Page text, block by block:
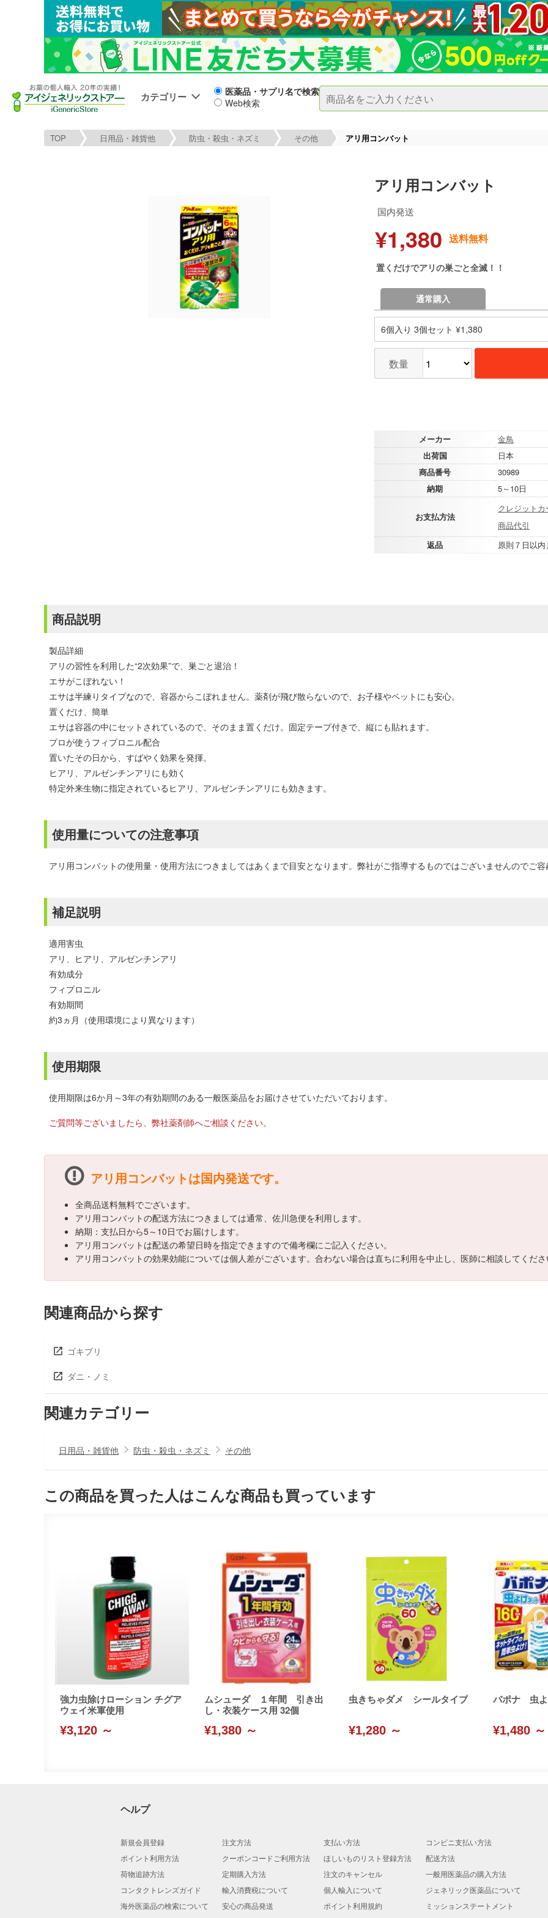
カテゴリー
医薬品・サプリ名で検索
Web検索
TOP 日用品・雑貨他 防虫・殺虫・ネズミ その他 アリ用コンバット
アリ用コンバット
国内発送
¥1,380 送料無料
置くだけでアリの巣ごと全滅！！
通常購入
6個入り 3個セット ¥1,380
数量
メーカー
金鳥
出荷国
日本
商品番号
30989
納期
5～10日
お支払方法
クレジットカ
商品代引
返品
原則７日以
商品説明
製品詳細
アリの習性を利用した“2次効果”で、巣ごと退治！
エサがこぼれない！
エサは半練りタイプなので、容器からこぼれません。薬剤が飛び散らないので、お子様やペットにも安心。
置くだけ、簡単
エサは容器の中にセットされているので、そのまま置くだけ。固定テープ付きで、縦にも貼れます。
プロが使うフィプロニル配合
置いたその日から、すばやく効果を発揮。
ヒアリ、アルゼンチンアリにも効く
特定外来生物に指定されているヒアリ、アルゼンチンアリにも効きます。
使用量についての注意事項
アリ用コンバットの使用量・使用方法につきましてはあくまで目安となります。弊社がご指導するものではございませんのでご
補足説明
適用害虫
アリ、ヒアリ、アルゼンチンアリ
有効成分
フィプロニル
有効期間
約3ヵ月（使用環境により異なります）
使用期限
使用期限は6か月～3年の有効期間のある一般医薬品をお届けさせていただいております。
ご質問等ございましたら、弊社薬剤師へご相談ください。
アリ用コンバットは国内発送です。
全商品送料無料でございます。
アリ用コンバットの配送方法につきましては通常、佐川急便を利用します。
納期：支払日から5～10日でお届けします。
アリ用コンバットは配送の希望日時を指定できますので備考欄にご記入ください。
アリ用コンバットの効果効能については個人差がございます。合わない場合は直ちに利用を中止し、医師に相談してくだ
関連商品から探す
ゴキブリ
ダニ・ノミ
関連カテゴリー
日用品・雑貨他 防虫・殺虫・ネズミ その他
この商品を買った人はこんな商品も買っています
強力虫除けローション チグア
ウェイ米軍使用
¥3,120 ～
ムシューダ １年間 引き出
し・衣装ケース用 32個
¥1,380 ～
虫きちゃダメ シールタイプ
¥1,280 ～
バポナ 虫
¥1,480 ～
ヘルプ
新規会員登録 注文方法 支払い方法
コンビニ支払い方法
ポイント利用方法
クーポンコードご利用方法 ほしいものリスト登録方法
配送方法
荷物追跡方法
定期購入方法 注文のキャンセル
一般用医薬品の購入方法
コンタクトレンズガイド
輸入消費税について 個人輸入について
ジェネリック医薬品について
海外医薬品の検索について
安心の商品発送 ポイント利用規約
ミッションステートメント